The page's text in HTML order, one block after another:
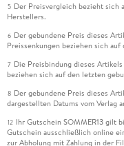
5 Der Preisvergleich bezieht sich
Herstellers.
6 Der gebundene Preis dieses
Preissenkungen beziehen sich
7 Die Preisbindung dieses
beziehen sich auf den letzten
8 Der gebundene Preis dieses
dargestellten Datums vom Verlag
12 Ihr Gutschein SOMMER13 gilt
Gutschein ausschließlich online
zur Abholung mit Zahlung in der